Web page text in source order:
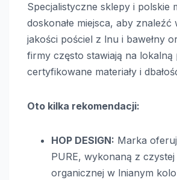
Specjalistyczne sklepy i polskie
doskonałe miejsca, aby znaleźć
jakości pościel z lnu i bawełny
firmy często stawiają na lokalną
certyfikowane materiały i
Oto kilka rekomendacji:
HOP DESIGN: Marka
PURE, wykonaną z czystej
organicznej w lnianym